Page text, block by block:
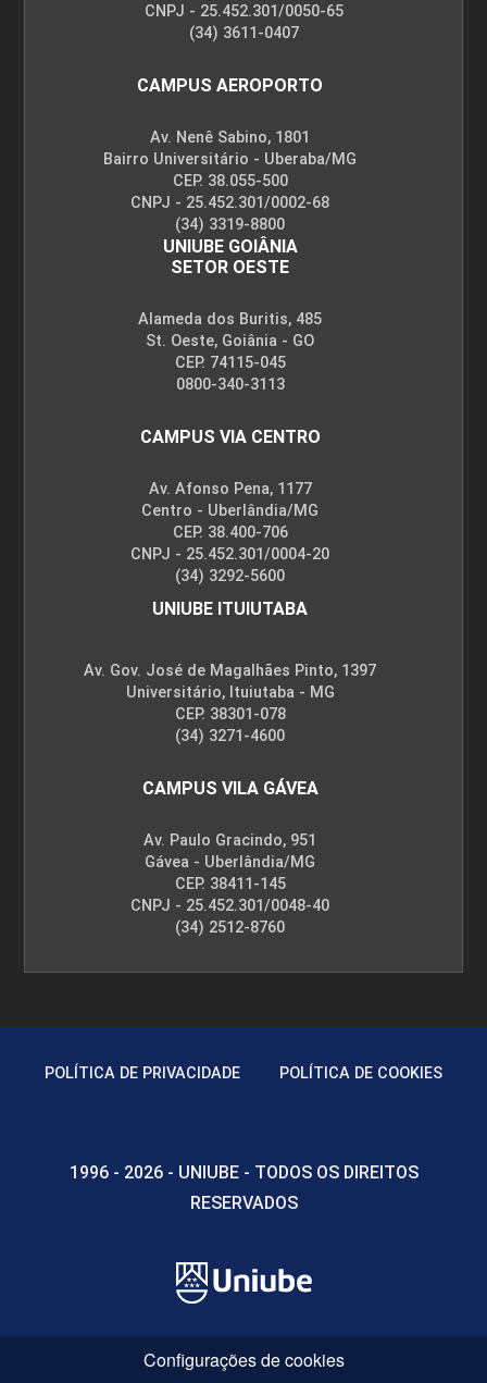
CNPJ - 25.452.301/0050-65
(34) 3611-0407
CAMPUS AEROPORTO
Av. Nenê Sabino, 1801
Bairro Universitário - Uberaba/MG
CEP. 38.055-500
CNPJ - 25.452.301/0002-68
(34) 3319-8800
UNIUBE GOIÂNIA
SETOR OESTE
Alameda dos Buritis, 485
St. Oeste, Goiânia - GO
CEP. 74115-045
0800-340-3113
CAMPUS VIA CENTRO
Av. Afonso Pena, 1177
Centro - Uberlândia/MG
CEP. 38.400-706
CNPJ - 25.452.301/0004-20
(34) 3292-5600
UNIUBE ITUIUTABA
Av. Gov. José de Magalhães Pinto, 1397
Universitário, Ituiutaba - MG
CEP. 38301-078
(34) 3271-4600
CAMPUS VILA GÁVEA
Av. Paulo Gracindo, 951
Gávea - Uberlândia/MG
CEP. 38411-145
CNPJ - 25.452.301/0048-40
(34) 2512-8760
POLÍTICA DE PRIVACIDADE POLÍTICA DE COOKIES
1996 - 2026 - UNIUBE - TODOS OS DIREITOS
RESERVADOS
Configurações de cookies